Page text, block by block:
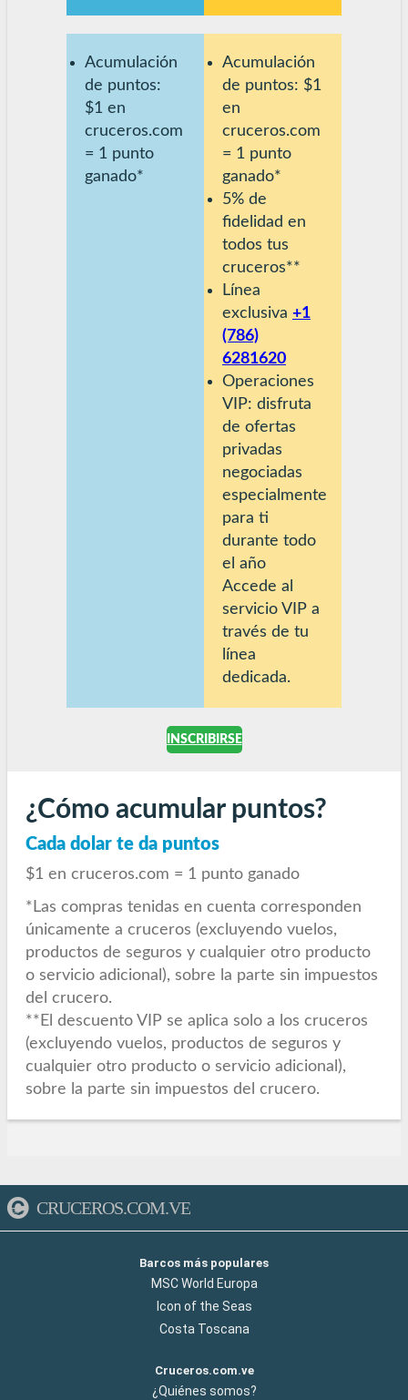
Acumulación
de puntos:
$1 en
cruceros.com
= 1 punto
ganado*
Acumulación
de puntos: $1
en
cruceros.com
= 1 punto
ganado*
5% de
fidelidad en
todos tus
cruceros**
Línea
exclusiva +1
(786)
6281620
Operaciones
VIP: disfruta
de ofertas
privadas
negociadas
especialmente
para ti
durante todo
el año
Accede al
servicio VIP a
través de tu
línea
dedicada.
INSCRIBIRSE
¿Cómo acumular puntos?
Cada dolar te da puntos
$1 en cruceros.com = 1 punto ganado
*Las compras tenidas en cuenta corresponden
únicamente a cruceros (excluyendo vuelos,
productos de seguros y cualquier otro producto
o servicio adicional), sobre la parte sin impuestos
del crucero.
**El descuento VIP se aplica solo a los cruceros
(excluyendo vuelos, productos de seguros y
cualquier otro producto o servicio adicional),
sobre la parte sin impuestos del crucero.
CRUCEROS.COM.VE
Barcos más populares
MSC World Europa
Icon of the Seas
Costa Toscana
Cruceros.com.ve
¿Quiénes somos?